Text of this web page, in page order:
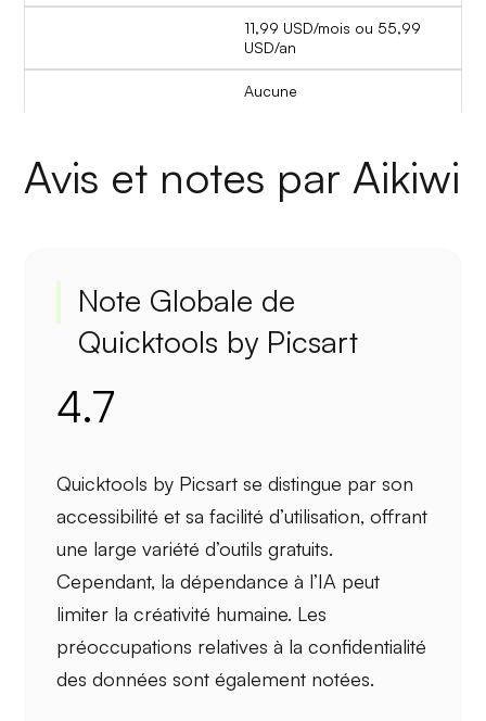
11,99 USD/mois ou 55,99
USD/an
Aucune
Avis et notes par Aikiwi
Note Globale de
Quicktools by Picsart
4.7
Quicktools by Picsart se distingue par son
accessibilité et safacilité d’utilisation, offrant
une large variété d’outils gratuits.
Cependant, ladépendance à l’IA peut
limiter la créativité humaine. Les
préoccupations relatives à laconfidentialité
des données sont également notées.